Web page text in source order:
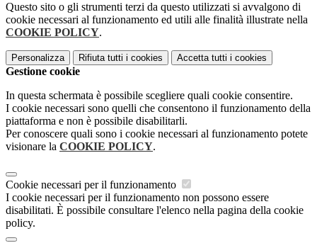
Questo sito o gli strumenti terzi da questo utilizzati si avvalgono di
cookie necessari al funzionamento ed utili alle finalità illustrate nella
COOKIE POLICY.
Personalizza Rifiuta tutti i cookies Accetta tutti i cookies
Gestione cookie
In questa schermata è possibile scegliere quali cookie consentire.
I cookie necessari sono quelli che consentono il funzionamento della
piattaforma e non è possibile disabilitarli.
Per conoscere quali sono i cookie necessari al funzionamento potete
visionare la COOKIE POLICY.
Cookie necessari per il funzionamento
I cookie necessari per il funzionamento non possono essere
disabilitati. È possibile consultare l'elenco nella pagina della cookie
policy.